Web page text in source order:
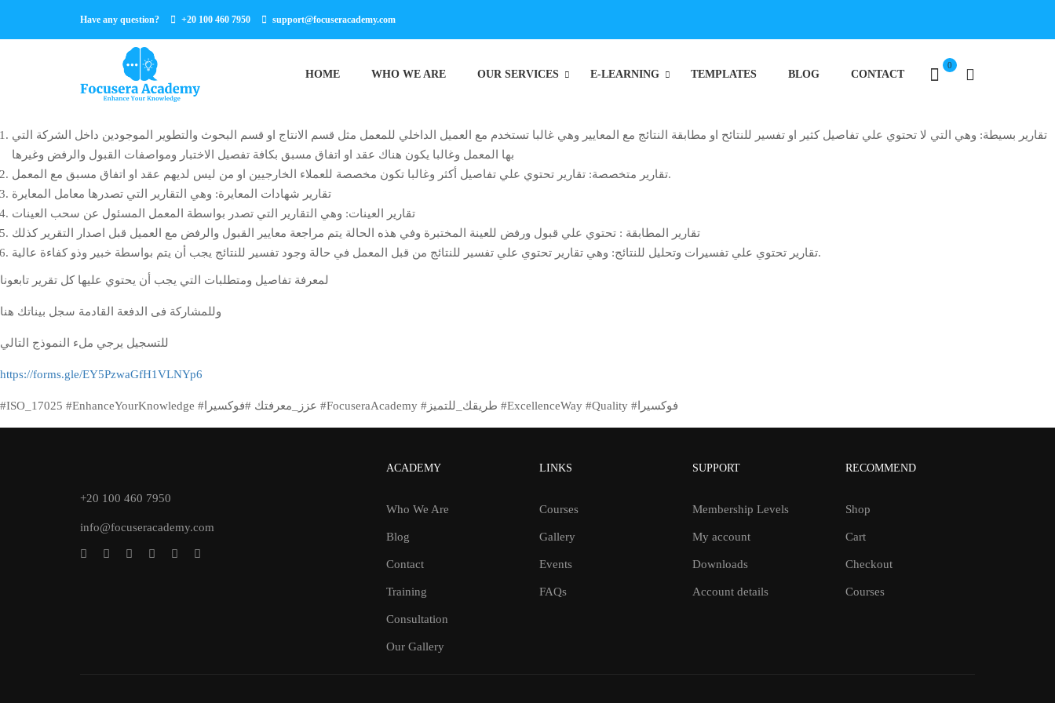
Have any question? +20 100 460 7950 support@focuseracademy.com
HOME WHO WE ARE OUR SERVICES E-LEARNING TEMPLATES BLOG CONTACT
0
تقارير بسيطة: وهي التي لا تحتوي علي تفاصيل كثير او تفسير للنتائح او مطابقة النتائج مع المعايير وهي غالبا تستخدم مع العميل الداخلي للمعمل مثل قسم الانتاج او قسم البحوث والتطوير الموجودين داخل الشركة التي
بها المعمل وغالبا يكون هناك عقد او اتفاق مسبق بكافة تفصيل الاختبار ومواصفات القبول والرفض وغيرها
تقارير متخصصة: تقارير تحتوي علي تفاصيل أكثر وغالبا تكون مخصصة للعملاء الخارجيين او من ليس لديهم عقد او اتفاق مسبق مع المعمل.
تقارير شهادات المعايرة: وهي التقارير التي تصدرها معامل المعايرة
تقارير العينات: وهي التقارير التي تصدر بواسطة المعمل المسئول عن سحب العينات
تقارير المطابقة : تحتوي علي قبول ورفض للعينة المختبرة وفي هذه الحالة يتم مراجعة معايير القبول والرفض مع العميل قبل اصدار التقرير كذلك
تقارير تحتوي علي تفسيرات وتحليل للنتائج: وهي تقارير تحتوي علي تفسير للنتائج من قبل المعمل في حالة وجود تفسير للنتائج يجب أن يتم بواسطة خبير وذو كفاءة عالية.
لمعرفة تفاصيل ومتطلبات التي يجب أن يحتوي عليها كل تقرير تابعونا
وللمشاركة فى الدفعة القادمة سجل بيناتك هنا
للتسجيل يرجي ملء النموذج التالي
https://forms.gle/EY5PzwaGfH1VLNYp6
#ISO_17025 #EnhanceYourKnowledge #عزز_معرفتك #فوكسيرا #FocuseraAcademy #طريقك_للتميز #ExcellenceWay #Quality #فوكسيرا
+20 100 460 7950
info@focuseracademy.com
ACADEMY
Who We Are
Blog
Contact
Training
Consultation
Our Gallery
LINKS
Courses
Gallery
Events
FAQs
SUPPORT
Membership Levels
My account
Downloads
Account details
RECOMMEND
Shop
Cart
Checkout
Courses